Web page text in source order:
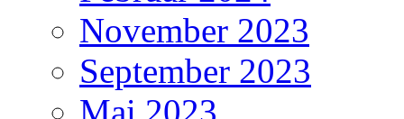
November 2023
September 2023